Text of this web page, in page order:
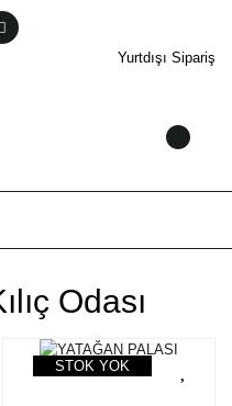
Yurtdışı Sipariş
Odası
STOK YOK